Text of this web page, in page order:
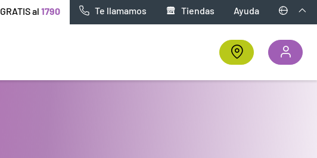
al 1790 Te llamamos Tiendas Ayuda